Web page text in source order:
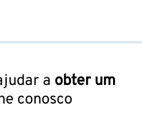
a obter um
conosco